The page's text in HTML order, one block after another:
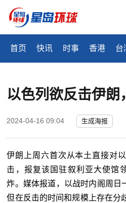
首页 快讯 时事 香港 台
以色列欲反击伊朗
2024-04-16 09:04 生成海报
伊朗上周六首次从本土直接对
击，报复该国驻叙利亚大使馆
炸。媒体报道，以战时内阁周日
但在反击的时间和规模上存在分